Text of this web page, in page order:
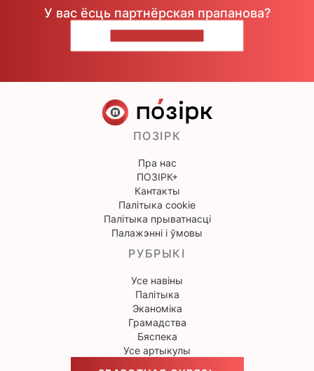
У вас ёсць партнёрская прапанова?
ПОЗІРК
Пра нас
ПОЗІРК+
Кантакты
Палітыка cookie
Палітыка прыватнасці
Палажэнні і ўмовы
РУБРЫКІ
Усе навіны
Палітыка
Эканоміка
Грамадства
Бяспека
Усе артыкулы